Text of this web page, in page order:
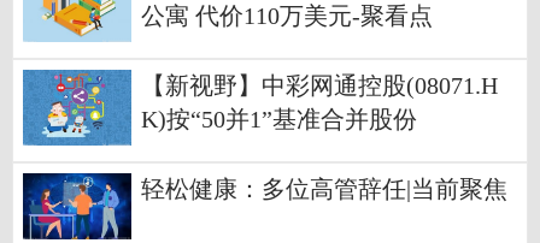
公寓 代价110万美元-聚看点
【新视野】中彩网通控股(08071.H
K)按“50并1”基准合并股份
轻松健康：多位高管辞任|当前聚焦